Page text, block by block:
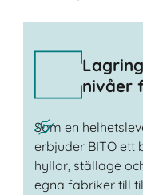
nivåer
Som en
erbjuder BITO ett
hyllor, ställage
egna fabriker till